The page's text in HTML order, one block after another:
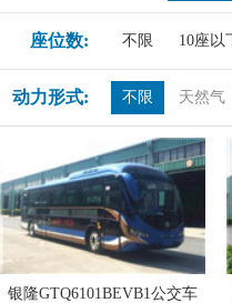
座位数: 不限 10座以
动力形式: 不限 天然气
银隆GTQ6101BEVB1公交车